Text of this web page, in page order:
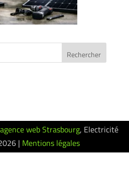
web Strasbourg, Electricité
|Mentions légales